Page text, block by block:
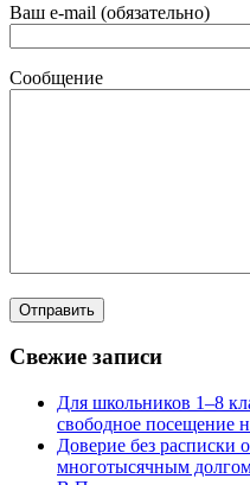
Ваш e-mail (обязательно)
Сообщение
Свежие записи
Для школьников 1–8
свободное посещение
Доверие без расписки
многотысячным